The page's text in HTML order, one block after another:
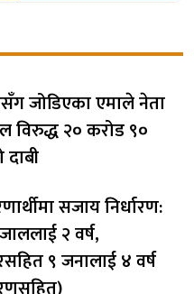
जोडिएका एमाले नेता
विरुद्ध २० करोड ९०
सजाय निर्धारण:
२ वर्ष,
९ जनालाई ४ वर्ष